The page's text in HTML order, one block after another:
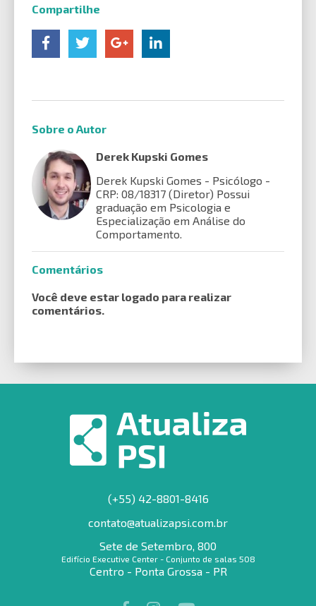
Compartilhe
Sobre o Autor
Derek Kupski Gomes
Derek Kupski Gomes - Psicólogo -
CRP: 08/18317 (Diretor) Possui
graduação em Psicologia e
Especialização em Análise do
Comportamento.
Comentários
Você deve estar logado para realizar
comentários.
(+55) 42-8801-8416
contato@atualizapsi.com.br
Sete de Setembro, 800
Edifício Executive Center - Conjunto de salas 508
Centro - Ponta Grossa - PR